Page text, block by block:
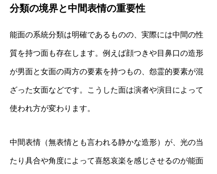
分類の境界と中間表情の重要性
能面の系統分類は明確であるものの、実際には中間の性
質を持つ面も存在します。例えば顔つきや目鼻口の造形
が男面と女面の両方の要素を持つもの、怨霊的要素が混
ざった女面などです。こうした面は演者や演目によって
使われ方が変わります。
中間表情（無表情とも言われる静かな造形）が、光の当
たり具合や角度によって喜怒哀楽を感じさせるのが能面